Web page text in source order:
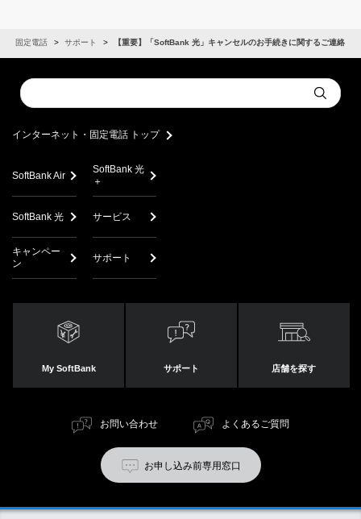
・固定電話 サポート 【重要】「SoftBank 光」キャンセルのお手続きに関するご連絡
Conduct
a
Submit
インターネット・固定電話 トップ
SoftBank Air
SoftBank 光
＋
SoftBank 光 サービス
キャンペー
ン
サポート
My SoftBank サポート 店舗を探す
お問い合わせ よくあるご質問
お申し込み前専用窓口